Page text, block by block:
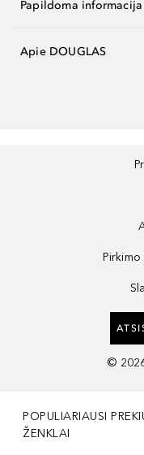
Papildoma informacija
Apie DOUGLAS
©
POPULIARIAUSI
ŽENKLAI